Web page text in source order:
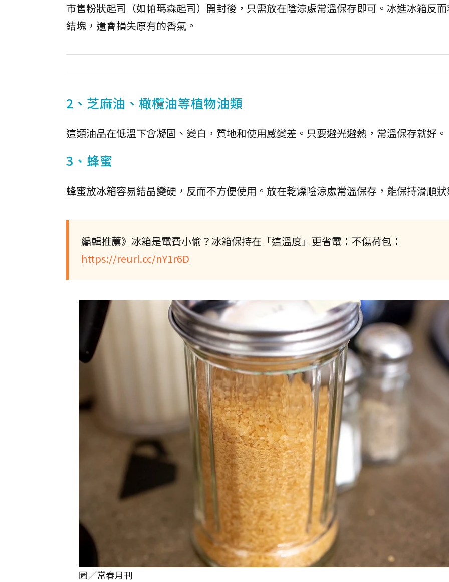
市售粉狀起司（如帕瑪森起司）開封後，只需放在陰涼處常溫保存即可。冰進冰箱反
結塊，還會損失原有的香氣。
2、芝麻油、橄欖油等植物油類
這類油品在低溫下會凝固、變白，質地和使用感變差。只要避光避熱，常溫保存就好。
3、蜂蜜
蜂蜜放冰箱容易結晶變硬，反而不方便使用。放在乾燥陰涼處常溫保存，能保持滑順
編輯推薦》冰箱是電費小偷？冰箱保持在「這溫度」更省電：不傷荷包：
https://reurl.cc/nY1r6D
圖／常春月刊